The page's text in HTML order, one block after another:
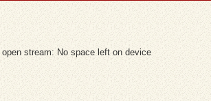
stream: No space left on device